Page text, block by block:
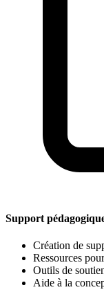
Support
Création de
Ressources
Outils de
Aide à la